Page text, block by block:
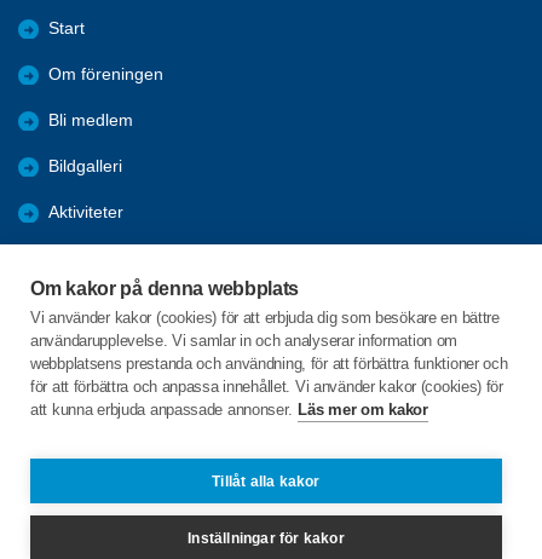
Om kakor på denna webbplats
Vi använder kakor (cookies) för att erbjuda dig som besökare en bättre
användarupplevelse. Vi samlar in och analyserar information om
webbplatsens prestanda och användning, för att förbättra funktioner och
för att förbättra och anpassa innehållet. Vi använder kakor (cookies) för
att kunna erbjuda anpassade annonser. Läs mer om kakor
Tillåt alla kakor
Inställningar för kakor
Start
Om föreningen
Bli medlem
Bildgalleri
Aktiviteter
Förmåner
Digital hjälp
C/o:Göran Palmqvist